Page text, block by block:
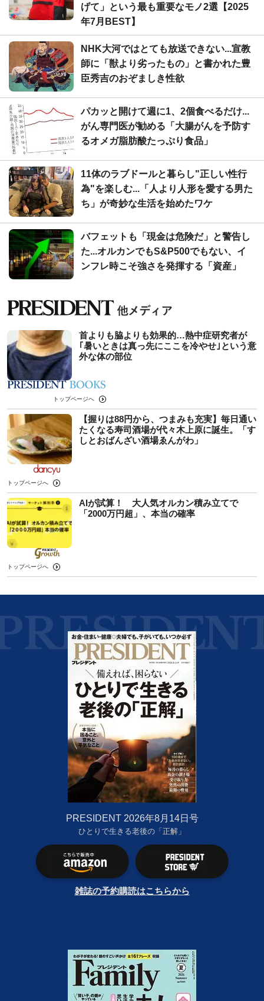
げて」という最も重要なモノ2選【2025
年7月BEST】
NHK大河ではとても放送できない...宣教
師に「獣より劣ったもの」と書かれた豊
臣秀吉のおぞましき性欲
パカッと開けて週に1、2個食べるだけ...
がん専門医が勧める「大腸がんを予防す
るオメガ脂肪酸たっぷり食品」
11体のラブドールと暮らし"正しい性行
為"を楽しむ...「人より人形を愛する男た
ち」が奇妙な生活を始めたワケ
バフェットも「現金は危険だ」と警告し
た...オルカンでもS&P500でもない、イ
ンフレ時こそ強さを発揮する「資産」
首よりも脇よりも効果的…熱中症研究者が
｢暑いときは真っ先にここを冷やせ｣という意
外な体の部位
トップページへ
【握りは88円から、つまみも充実】毎日通い
たくなる寿司酒場が代々木上原に誕生。「す
しとおばんざい酒場ゑんがわ」
トップページへ
AIが試算！ 大人気オルカン積み立てで
「2000万円超」、本当の確率
トップページへ
PRESIDENT 2026年8月14日号
ひとりで生きる老後の「正解」
雑誌の予約購読はこちらから